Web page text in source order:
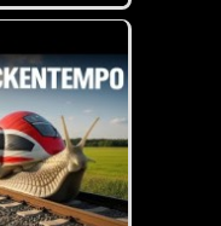
an. Diese Fische